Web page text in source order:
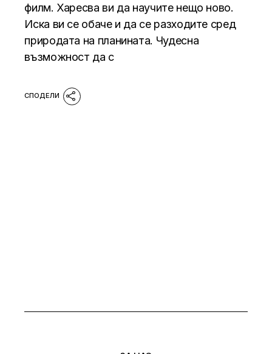
филм. Харесва ви да научите нещо ново.
Иска ви се обаче и да се разходите сред
природата на планината. Чудесна
възможност да с